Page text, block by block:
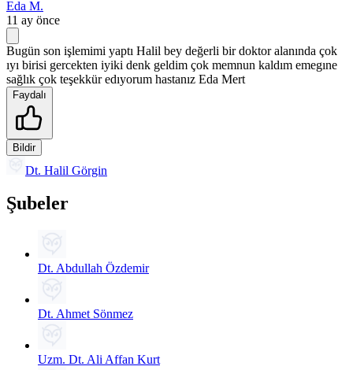
Eda M.
11 ay önce
Bugün son işlemimi yaptı Halil bey değerli bir doktor alanında çok
ıyı birisi gercekten iyiki denk geldim çok memnun kaldım emegıne
sağlık çok teşekkür edıyorum hastanız Eda Mert
Faydalı
Bildir
Dt. Halil Görgin
Şubeler
Dt. Abdullah Özdemir
Dt. Ahmet Sönmez
Uzm. Dt. Ali Affan Kurt